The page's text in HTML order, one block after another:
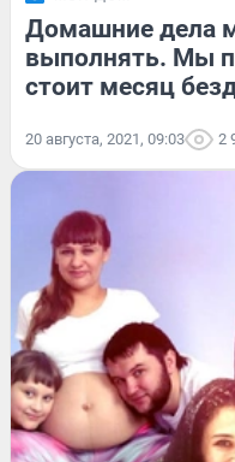
Домашние дела
выполнять. Мы
стоит месяц
20 августа, 2021, 09:03 2